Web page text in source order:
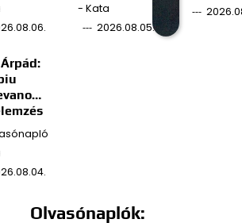
- Kata
2026.08.05.
Olvasónaplók: